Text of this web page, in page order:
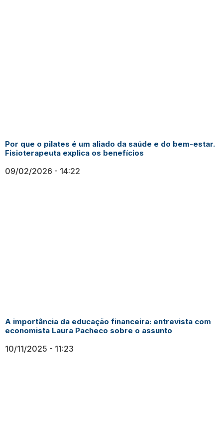
Por que o pilates é um aliado da saúde e do bem-estar.
Fisioterapeuta explica os benefícios
09/02/2026 14:22
A importância da educação financeira: entrevista com
economista Laura Pacheco sobre o assunto
10/11/2025 11:23